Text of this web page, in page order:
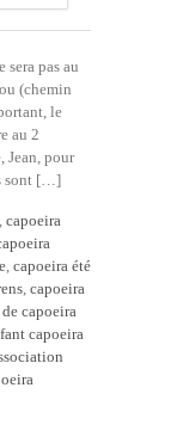
pas au
(chemin
le
au 2
Jean, pour
sont […]
, capoeira
, capoeira été
, capoeira
capoeira
capoeira